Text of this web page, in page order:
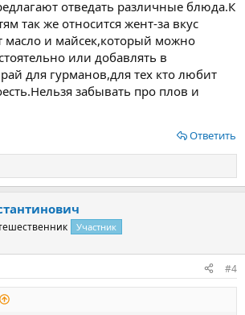
отведать различные блюда.К
так же относится жент-за вкус
масло и майсек,который можно
или добавлять в
рай для гурманов,для тех кто любит
забывать про плов и
Ответить
Участник
#4